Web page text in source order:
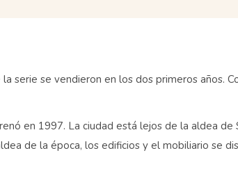
serie se vendieron en los dos primeros años.
en 1997. La ciudad está lejos de la aldea de
de la época, los edificios y el mobiliario se